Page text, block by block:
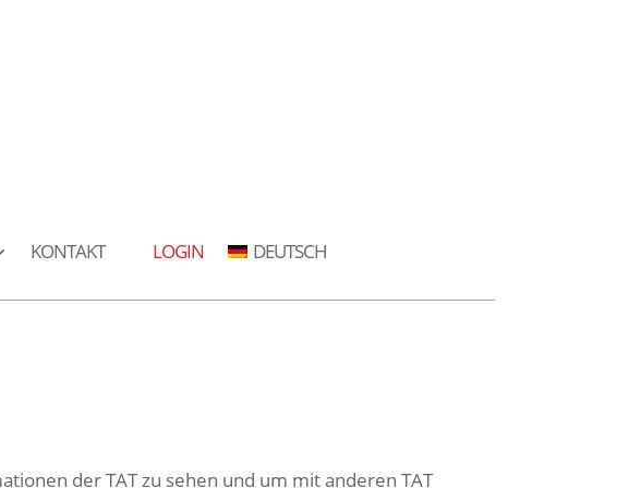
KONTAKT LOGIN DEUTSCH
der TAT zu sehen und um mit anderen TAT